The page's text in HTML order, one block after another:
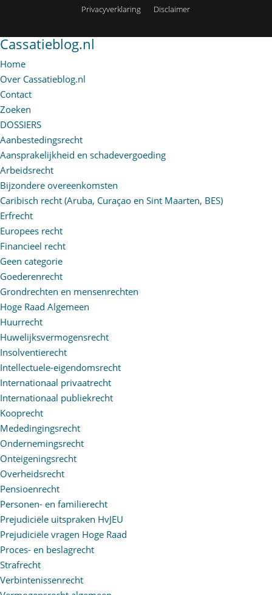
Privacyverklaring
Disclaimer
Cassatieblog.nl
Home
Over Cassatieblog.nl
Contact
Zoeken
DOSSIERS
Aanbestedingsrecht
Aansprakelijkheid en schadevergoeding
Arbeidsrecht
Bijzondere overeenkomsten
Caribisch recht (Aruba, Curaçao en Sint Maarten, BES)
Erfrecht
Europees recht
Financieel recht
Geen categorie
Goederenrecht
Grondrechten en mensenrechten
Hoge Raad Algemeen
Huurrecht
Huwelijksvermogensrecht
Insolventierecht
Intellectuele-eigendomsrecht
Internationaal privaatrecht
Internationaal publiekrecht
Kooprecht
Mededingingsrecht
Ondernemingsrecht
Onteigeningsrecht
Overheidsrecht
Pensioenrecht
Personen- en familierecht
Prejudiciële uitspraken HvJEU
Prejudiciële vragen Hoge Raad
Proces- en beslagrecht
Strafrecht
Verbintenissenrecht